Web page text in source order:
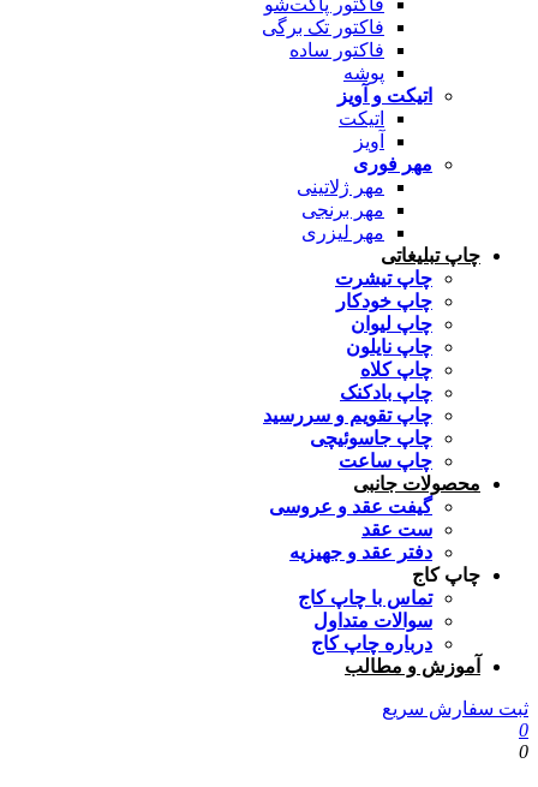
فاکتور پاکت‌شو
فاکتور تک برگی
فاکتور ساده
پوشه
اتیکت و آویز
اتیکت
آویز
مهر فوری
مهر ژلاتینی
مهر برنجی
مهر لیزری
چاپ تبلیغاتی
چاپ تیشرت
چاپ خودکار
چاپ لیوان
چاپ نایلون
چاپ کلاه
چاپ بادکنک
چاپ تقویم و سررسید
چاپ جاسوئیچی
چاپ ساعت
محصولات جانبی
گیفت عقد و عروسی
ست عقد
دفتر عقد و جهیزیه
چاپ کاج
تماس با چاپ کاج
سوالات متداول
درباره چاپ کاج
آموزش و مطالب
ثبت سفارش سریع
0
0